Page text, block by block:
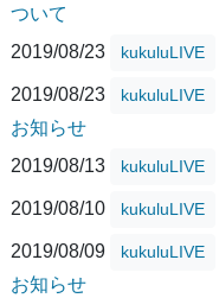
ついて
2019/08/23
kukuluLIVE
2019/08/23 kukuluLIVE
お知らせ
2019/08/13
kukuluLIVE
2019/08/10 kukuluLIVE
2019/08/09 kukuluLIVE
お知らせ